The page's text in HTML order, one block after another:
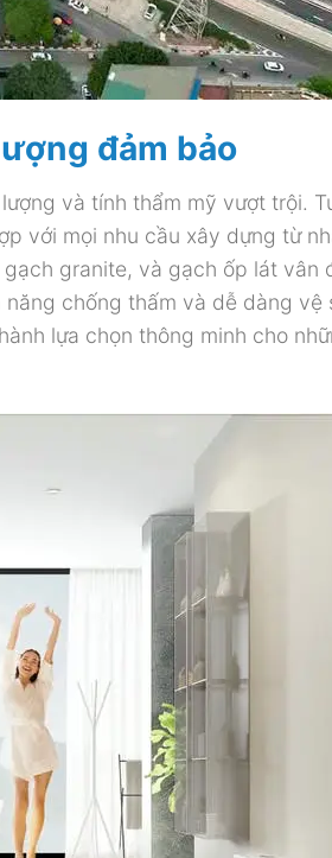
đảm bảo
và tính thẩm mỹ vượt trội.
với mọi nhu cầu xây dựng từ
granite, và gạch ốp lát vân
chống thấm và dễ dàng vệ
lựa chọn thông minh cho